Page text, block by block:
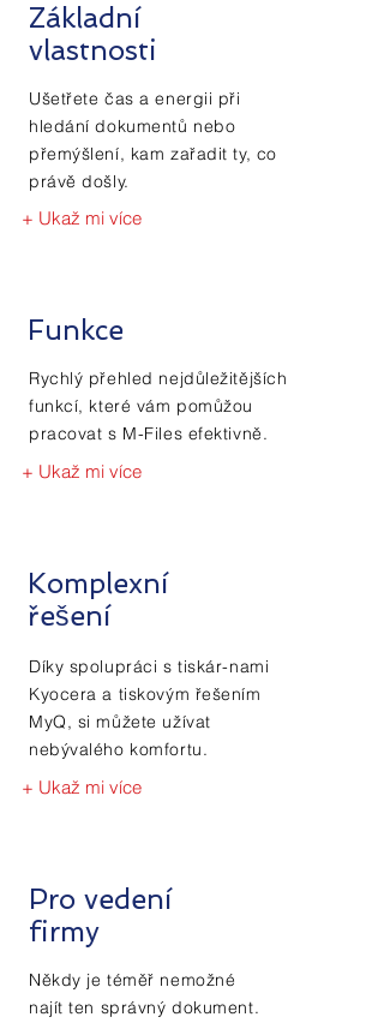
Základní
vlastnosti
Ušetřete čas a energii při
hledání dokumentů nebo
přemýšlení, kam zařadit ty, co
právě došly.
+ Ukaž mi více
Funkce
Rychlý přehled nejdůležitějších
funkcí, které vám pomůžou
pracovat s M-Files efektivně.
+ Ukaž mi více
Komplexní
řešení
Díky spolupráci s tiskár-nami
Kyocera a tiskovým řešením
MyQ, si můžete užívat
nebývalého komfortu.
+ Ukaž mi více
Pro vedení
firmy
Někdy je téměř nemožné
najít ten správný dokument.